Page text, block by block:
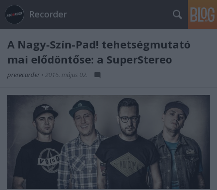
Recorder
A Nagy-Szín-Pad! tehetségmutató
mai elődöntőse: a SuperStereo
prerecorder • 2016. május 02.